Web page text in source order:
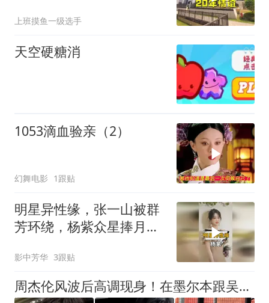
上班摸鱼一级选手
天空硬糖消
1053滴血验亲（2）
幻舞电影 1跟贴
明星异性缘，张一山被群
芳环绕，杨紫众星捧月，
影中芳华 3跟贴
周杰伦风波后高调现身！在墨尔本跟吴尊拍综艺，有说有笑假发抢镜